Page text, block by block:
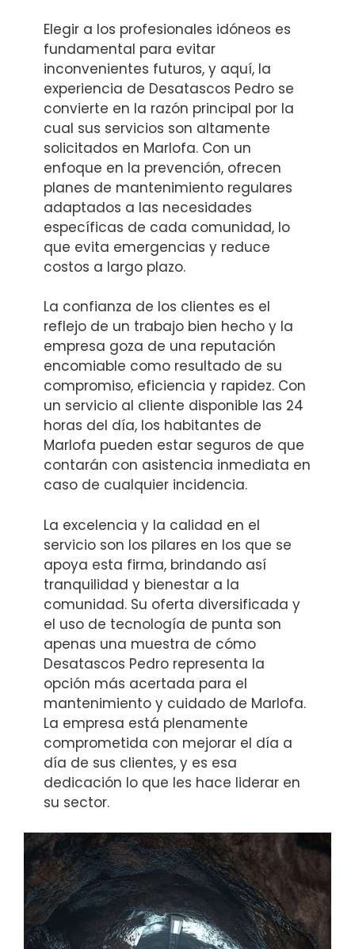
Elegir a los profesionales idóneos es
fundamental para evitar
inconvenientes futuros, y aquí, la
experiencia de Desatascos Pedro se
convierte en la razón principal por la
cual sus servicios son altamente
solicitados en Marlofa. Con un
enfoque en la prevención, ofrecen
planes de mantenimiento regulares
adaptados a las necesidades
específicas de cada comunidad, lo
que evita emergencias y reduce
costos a largo plazo.
La confianza de los clientes es el
reflejo de un trabajo bien hecho y la
empresa goza de una reputación
encomiable como resultado de su
compromiso, eficiencia y rapidez. Con
un servicio al cliente disponible las 24
horas del día, los habitantes de
Marlofa pueden estar seguros de que
contarán con asistencia inmediata en
caso de cualquier incidencia.
La excelencia y la calidad en el
servicio son los pilares en los que se
apoya esta firma, brindando así
tranquilidad y bienestar a la
comunidad. Su oferta diversificada y
el uso de tecnología de punta son
apenas una muestra de cómo
Desatascos Pedro representa la
opción más acertada para el
mantenimiento y cuidado de Marlofa.
La empresa está plenamente
comprometida con mejorar el día a
día de sus clientes, y es esa
dedicación lo que les hace liderar en
su sector.